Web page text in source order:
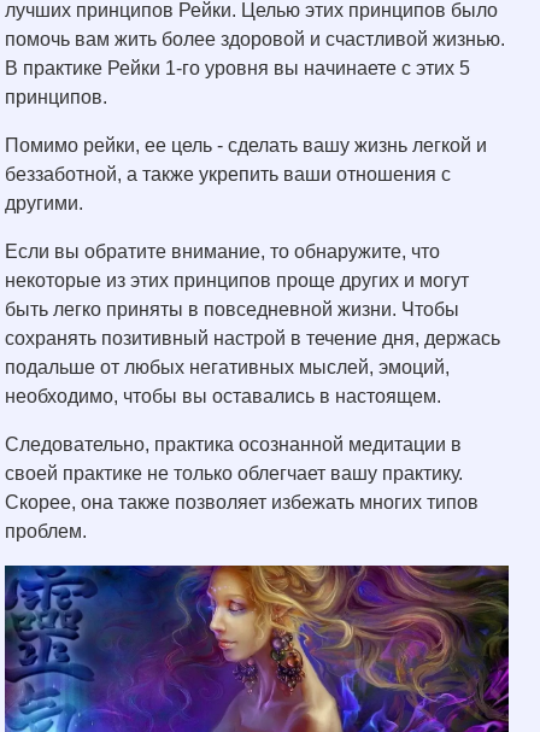
лучших принципов Рейки. Целью этих принципов было
помочь вам жить более здоровой и счастливой жизнью.
В практике Рейки 1-го уровня вы начинаете с этих 5
принципов.
Помимо рейки, ее цель - сделать вашу жизнь легкой и
беззаботной, а также укрепить ваши отношения с
другими.
Если вы обратите внимание, то обнаружите, что
некоторые из этих принципов проще других и могут
быть легко приняты в повседневной жизни. Чтобы
сохранять позитивный настрой в течение дня, держась
подальше от любых негативных мыслей, эмоций,
необходимо, чтобы вы оставались в настоящем.
Следовательно, практика осознанной медитации в
своей практике не только облегчает вашу практику.
Скорее, она также позволяет избежать многих типов
проблем.